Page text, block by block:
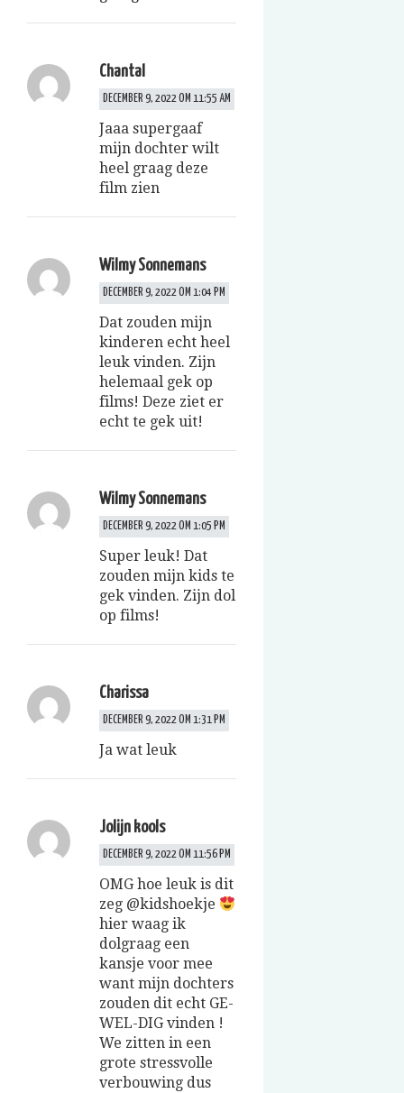
Chantal
DECEMBER 9, 2022 OM 11:55 AM
Jaaa supergaaf
mijn dochter wilt
heel graag deze
film zien
Wilmy Sonnemans
DECEMBER 9, 2022 OM 1:04 PM
Dat zouden mijn
kinderen echt heel
leuk vinden. Zijn
helemaal gek op
films! Deze ziet er
echt te gek uit!
Wilmy Sonnemans
DECEMBER 9, 2022 OM 1:05 PM
Super leuk! Dat
zouden mijn kids te
gek vinden. Zijn dol
op films!
Charissa
DECEMBER 9, 2022 OM 1:31 PM
Ja wat leuk
Jolijn kools
DECEMBER 9, 2022 OM 11:56 PM
OMG hoe leuk is dit
zeg @kidshoekje
hier waag ik
dolgraag een
kansje voor mee
want mijn dochters
zouden dit echt GE-
WEL-DIG vinden !
We zitten in een
grote stressvolle
verbouwing dus